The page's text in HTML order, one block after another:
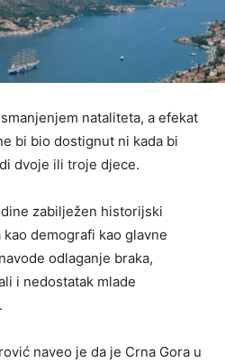
nataliteta, a efekat
bi bio dostignut ni kada bi
dvoje ili troje djece.
zabilježen historijski
demografi kao glavne
odlaganje braka,
i nedostatak mlade
naveo je da je Crna Gora u